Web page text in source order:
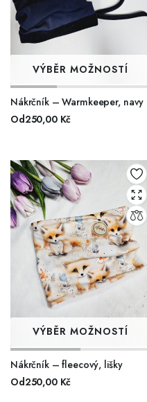
VÝBĚR MOŽNOSTÍ
Nákrčník – Warmkeeper, navy
Od250,00 Kč
VÝBĚR MOŽNOSTÍ
Nákrčník – fleecový, lišky
Od250,00 Kč